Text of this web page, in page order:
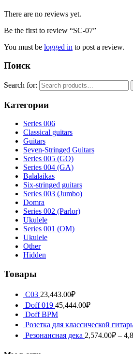
There are no reviews yet.
Be the first to review “SC-07”
You must be logged in to post a review.
Поиск
Search for:
Категории
Series 006
Classical guitars
Guitars
Seven-Stringed Guitars
Series 005 (GO)
Series 004 (GA)
Balalaikas
Six-stringed guitars
Series 003 (Jumbo)
Domra
Series 002 (Parlor)
Ukulele
Series 001 (OM)
Ukulele
Other
Hidden
Товары
С03 23,443.00₽
Doff 019 45,444.00₽
Doff BPM
Розетка для классической
Резонансная дека 2,574.00₽ –